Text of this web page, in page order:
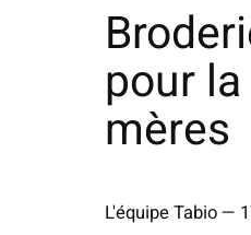
pour
mères
L'équipe Tabio—